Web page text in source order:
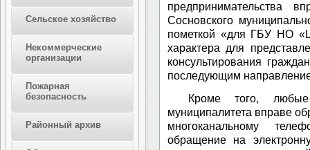
Сельское хозяйство
Некоммерческие
организации
Пожарная
безопасность
Районный архив
предпринимательства
Сосновского
пометкой «для ГБУ НО
характера для
консультирования
последующим
Кроме того,
муниципалитета вправе
многоканальному
обращение на